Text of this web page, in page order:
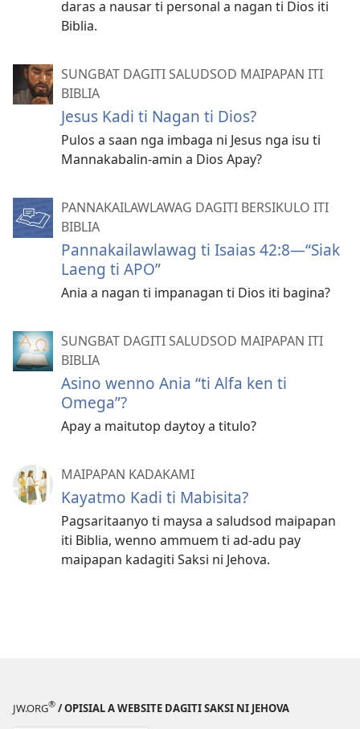
daras a nausar ti personal a nagan ti Dios iti
Biblia.
SUNGBAT DAGITI SALUDSOD MAIPAPAN ITI
BIBLIA
Jesus Kadi ti Nagan ti Dios?
Pulos a saan nga imbaga ni Jesus nga isu ti
Mannakabalin-amin a Dios Apay?
PANNAKAILAWLAWAG DAGITI BERSIKULO ITI
BIBLIA
Pannakailawlawag ti Isaias 42:8—“Siak
Laeng ti APO”
Ania a nagan ti impanagan ti Dios iti bagina?
SUNGBAT DAGITI SALUDSOD MAIPAPAN ITI
BIBLIA
Asino wenno Ania “ti Alfa ken ti
Omega”?
Apay a maitutop daytoy a titulo?
MAIPAPAN KADAKAMI
Kayatmo Kadi ti Mabisita?
Pagsaritaanyo ti maysa a saludsod maipapan
iti Biblia, wenno ammuem ti ad-adu pay
maipapan kadagiti Saksi ni Jehova.
JW.ORG® / OPISIAL A WEBSITE DAGITI SAKSI NI JEHOVA